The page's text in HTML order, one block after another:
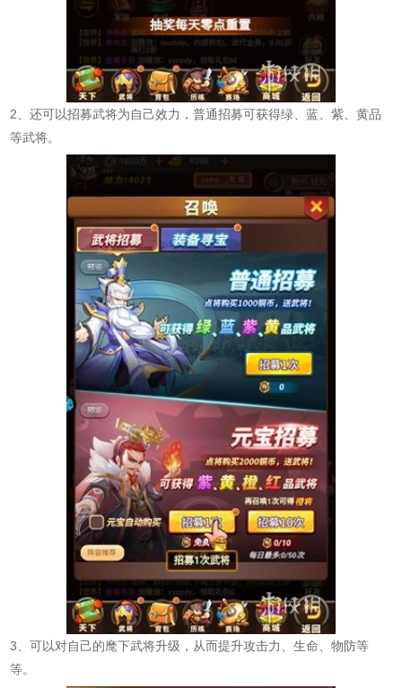
2、还可以招募武将为自己效力，普通招募可获得绿、蓝、紫、黄品
等武将。
3、可以对自己的麾下武将升级，从而提升攻击力、生命、物防等
等。